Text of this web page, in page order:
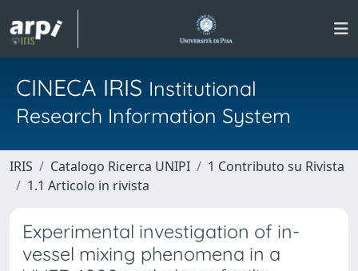
CINECA IRIS Institutional
Research Information System
IRIS Catalogo Ricerca UNIPI
1 Contributo su Rivista
1.1 Articolo in rivista
Experimental investigation of in-
vessel mixing phenomena in a